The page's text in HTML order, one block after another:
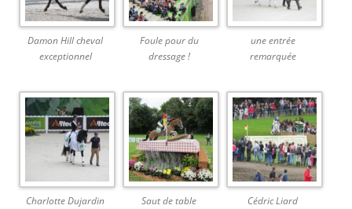
Damon Hill cheval
exceptionnel
Foule pour du
dressage !
une entrée
remarquée
Charlotte Dujardin Saut de table Cédric Liard